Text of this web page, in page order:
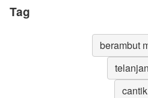
Tag
berambut